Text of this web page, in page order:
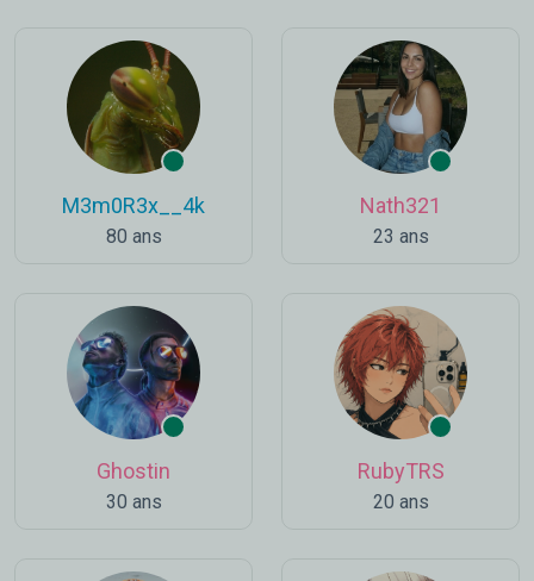
M3m0R3x__4k
80 ans
Nath321
23 ans
Ghostin
30 ans
RubyTRS
20 ans